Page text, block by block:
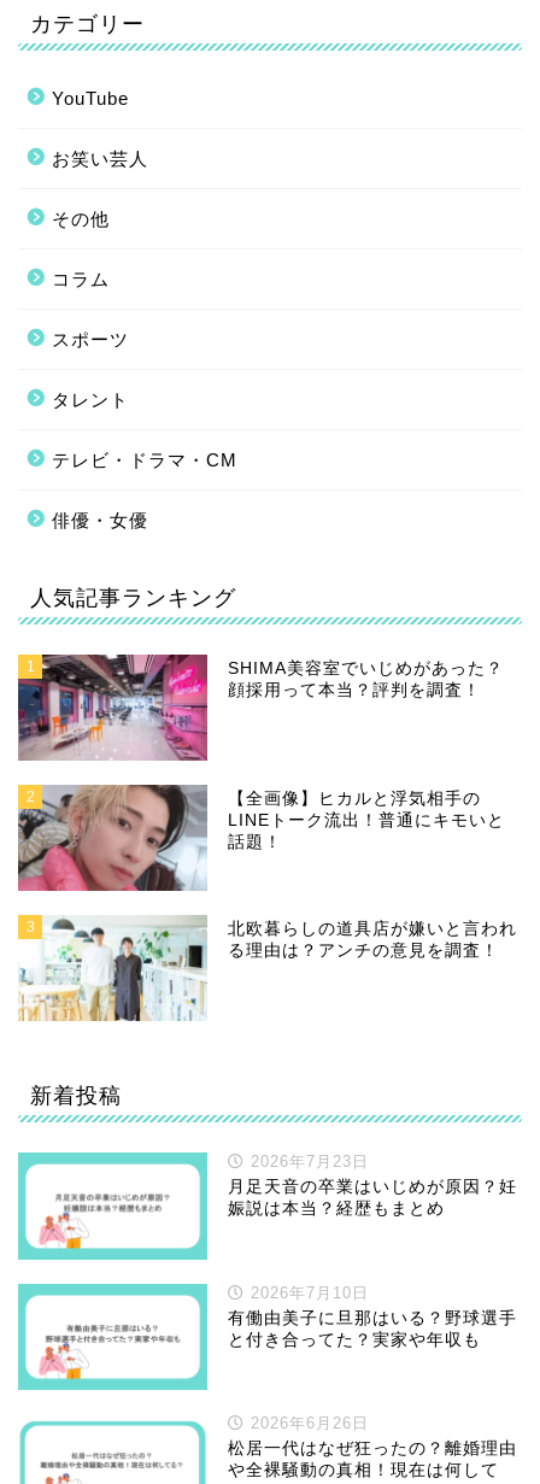
カテゴリー
YouTube
お笑い芸人
その他
コラム
スポーツ
タレント
テレビ・ドラマ・CM
俳優・女優
人気記事ランキング
1
SHIMA美容室でいじめがあった？
顔採用って本当？評判を調査！
2
【全画像】ヒカルと浮気相手の
LINEトーク流出！普通にキモいと
話題！
3
北欧暮らしの道具店が嫌いと言われ
る理由は？アンチの意見を調査！
新着投稿
2026年7月23日
月足天音の卒業はいじめが原因？妊
娠説は本当？経歴もまとめ
2026年7月10日
有働由美子に旦那はいる？野球選手
と付き合ってた？実家や年収も
2026年6月26日
松居一代はなぜ狂ったの？離婚理由
や全裸騒動の真相！現在は何して